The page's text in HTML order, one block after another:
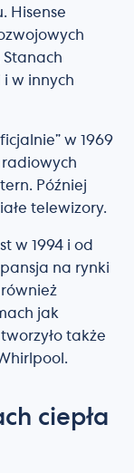
Hisense
i w innych
w 1969
Później
telewizory.
w 1994 i od
na rynki
jak
także
ciepła